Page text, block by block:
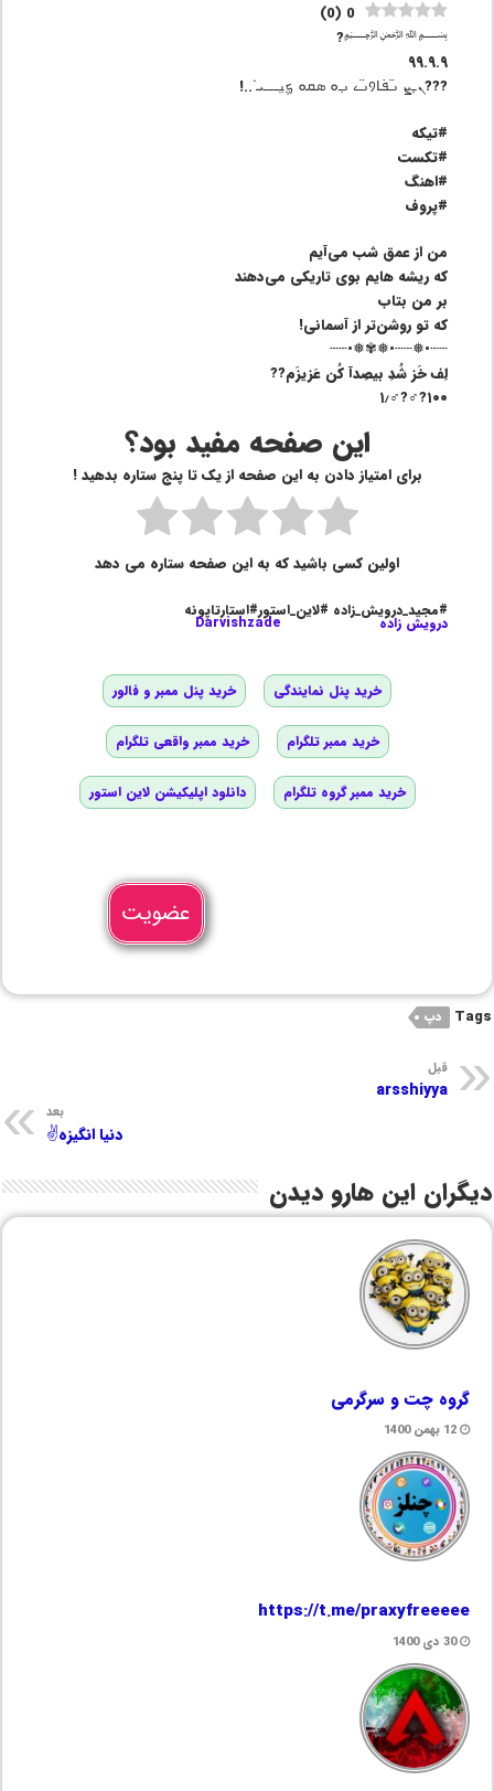
0
(
0
)
﷽?
۹۹.۹.۹
???ܢ̣ߺܨ ࡅߺ߳ܦ߭ߊ‌᠀ࡅߺ߳ࡉ‌ ࡅߺ߲ܘ‌ ܣܩܘ‌ ܟ݆ࡅ࡙ߺߺߺܝ̇ ..!
#تیکه
#تکست
#اهنگ
#پروف
من از عمق شب می‌آیم
که ریشه هایم‌ بوی تاریکی می‌دهند
بر من بتاب
که تو روشن‌تر‌ از آسمانی!
┄┄•❅┄┄•❅✾❅•┄┄
لِف خَز شُدِ بیصِدآ کُن عَزیزَم??
۱۰۰?‍♂️?‍♂️۱٫
این صفحه مفید بود؟
برای امتیاز دادن به این صفحه از یک تا پنج ستاره بدهید !
اولین کسی باشید که به این صفحه ستاره می دهد
#مجید_درویش_زاده #لاین_استور#استارتاپونه
درویش زاده Darvishzade
خرید پنل نمایندگی خرید پنل ممبر و فالور
خرید ممبر تلگرام خرید ممبر واقعی تلگرام
خرید ممبر گروه تلگرام دانلود اپلیکیشن لاین استور
عضویت
Tags دپ
قبل
arsshiyya
بعد
دنیا انگیزه✌
دیگران این هارو دیدن
گروه چت و سرگرمی
12 بهمن 1400
https://t.me/praxyfreeeee
30 دی 1400